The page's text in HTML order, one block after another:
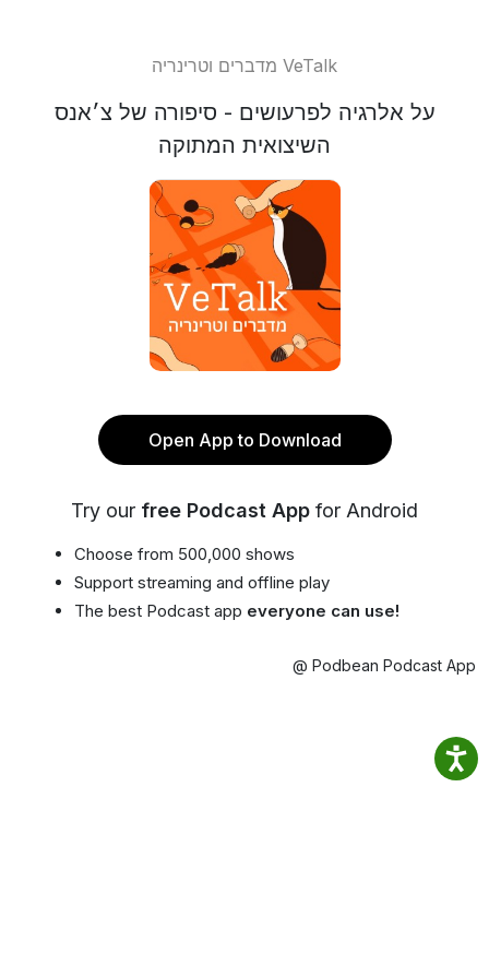
מדברים וטרינריה VeTalk
על אלרגיה לפרעושים - סיפורה של צ׳אנס
השיצואית המתוקה
Open App to Download
Try our free Podcast App for Android
Choose from 500,000 shows
Support streaming and offline play
The best Podcast app everyone can use!
@ Podbean Podcast App